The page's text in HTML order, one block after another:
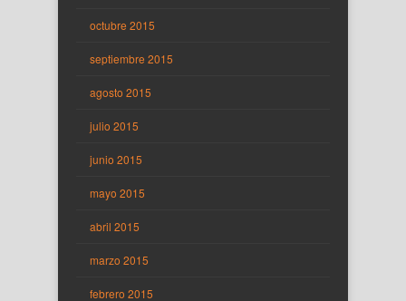
octubre 2015
septiembre 2015
agosto 2015
julio 2015
junio 2015
mayo 2015
abril 2015
marzo 2015
febrero 2015